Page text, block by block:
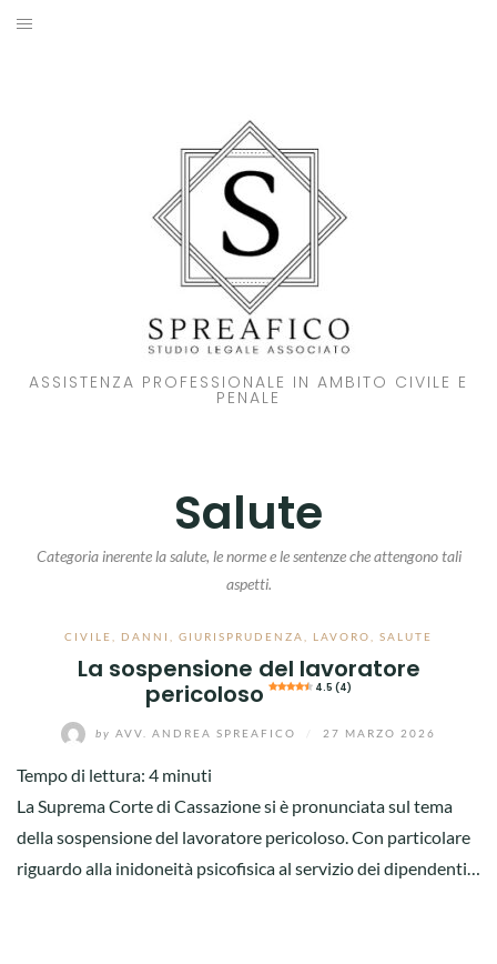
Skip
ASSISTENZA PROFESSIONALE IN AMBITO CIVILE E
PENALE
Salute
Categoria inerente la salute, le norme e le sentenze che attengono tali
aspetti.
CIVILE DANNI GIURISPRUDENZA LAVORO SALUTE
La sospensione del lavoratore
pericoloso
4.5 (4)
by AVV. ANDREA SPREAFICO 27 MARZO 2026
Tempo di lettura: 4 minuti
La Suprema Corte di Cassazione si è pronunciata sul tema
della sospensione del lavoratore pericoloso. Con particolare
riguardo alla inidoneità psicofisica al servizio dei dipendenti…